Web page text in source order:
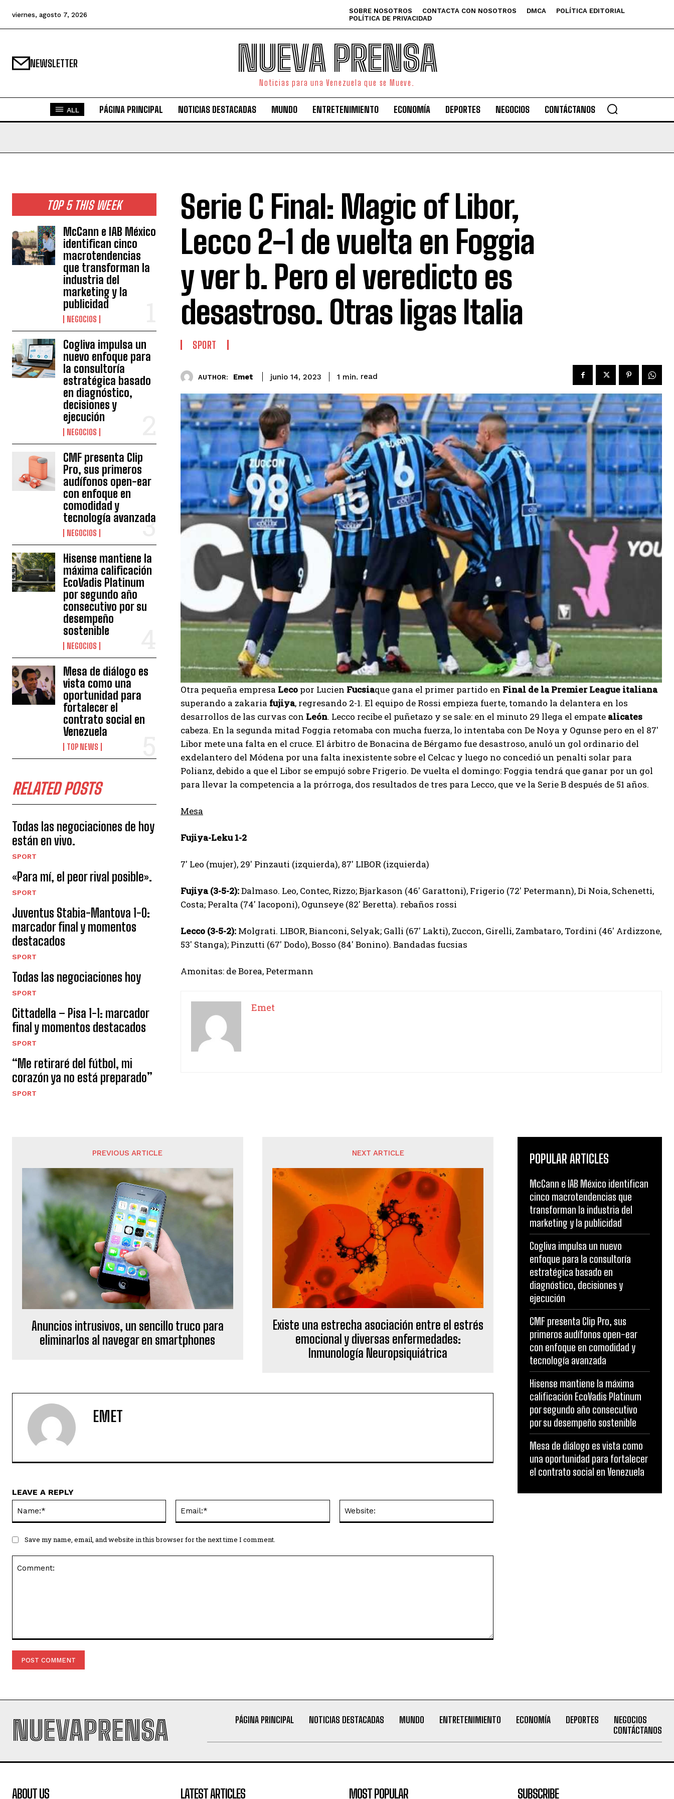
Emet
viernes, agosto 7, 2026 SOBRE NOSOTROS CONTACTA CON NOSOTROS DMCA
POLÍTICA EDITORIAL
POLÍTICA DE PRIVACIDAD
NEWSLETTER NUEVA PRENSA
Noticias para una Venezuela que se Mueve.
ALL PÁGINA PRINCIPAL NOTICIAS DESTACADAS MUNDO ENTRETENIMIENTO ECONOMÍA DEPORTES NEGOCIOS CONTÁCTANOS
TOP 5 THIS WEEK
McCann e IAB México
identifican cinco
macrotendencias
que transforman la
industria del
marketing y la
publicidad
NEGOCIOS
Cogliva impulsa un
nuevo enfoque para
la consultoría
estratégica basado
en diagnóstico,
decisiones y
ejecución
NEGOCIOS
CMF presenta Clip
Pro, sus primeros
audífonos open-ear
con enfoque en
comodidad y
tecnología avanzada
NEGOCIOS
Hisense mantiene la
máxima calificación
EcoVadis Platinum
por segundo año
consecutivo por su
desempeño
sostenible
NEGOCIOS
Mesa de diálogo es
vista como una
oportunidad para
fortalecer el
contrato social en
Venezuela
TOP NEWS
RELATED POSTS
Todas las negociaciones de hoy
están en vivo.
SPORT
«Para mí, el peor rival posible».
SPORT
Juventus Stabia-Mantova 1-0:
marcador final y momentos
destacados
SPORT
Todas las negociaciones hoy
SPORT
Cittadella – Pisa 1-1: marcador
final y momentos destacados
SPORT
“Me retiraré del fútbol, ​​mi
corazón ya no está preparado”
SPORT
Serie C Final: Magic of Libor,
Lecco 2-1 de vuelta en Foggia
y ver b. Pero el veredicto es
desastroso. Otras ligas Italia
SPORT
AUTHOR: Emet junio 14, 2023 1 min. read
Otra pequeña empresa Leco por Lucien Fucsiaque gana el primer partido en Final de la Premier League italiana
superando a zakaria fujiya, regresando 2-1. El equipo de Rossi empieza fuerte, tomando la delantera en los
desarrollos de las curvas con León. Lecco recibe el puñetazo y se sale: en el minuto 29 llega el empate alicates
cabeza. En la segunda mitad Foggia retomaba con mucha fuerza, lo intentaba con De Noya y Ogunse pero en el 87′
Libor mete una falta en el cruce. El árbitro de Bonacina de Bérgamo fue desastroso, anuló un gol ordinario del
exdelantero del Módena por una falta inexistente sobre el Celcac y luego no concedió un penalti solar para
Polianz, debido a que el Libor se empujó sobre Frigerio. De vuelta el domingo: Foggia tendrá que ganar por un gol
para llevar la competencia a la prórroga, dos resultados de tres para Lecco, que ve la Serie B después de 51 años.
Mesa
Fujiya-Leku 1-2
7′ Leo (mujer), 29′ Pinzauti (izquierda), 87′ LIBOR (izquierda)
Fujiya (3-5-2):Dalmaso. Leo, Contec, Rizzo; Bjarkason (46′ Garattoni), Frigerio (72′ Petermann), Di Noia, Schenetti,
Costa; Peralta (74′ Iacoponi), Ogunseye (82′ Beretta). rebaños rossi
Lecco (3-5-2): Molgrati. LIBOR, Bianconi, Selyak; Galli (67′ Lakti), Zuccon, Girelli, Zambataro, Tordini (46′ Ardizzone,
53′ Stanga); Pinzutti (67′ Dodo), Bosso (84′ Bonino). Bandadas fucsias
Amonitas: de Borea, Petermann
Emet
PREVIOUS ARTICLE
Anuncios intrusivos, un sencillo truco para
eliminarlos al navegar en smartphones
NEXT ARTICLE
Existe una estrecha asociación entre el estrés
emocional y diversas enfermedades:
Inmunología Neuropsiquiátrica
EMET
LEAVE A REPLY
Save my name, email, and website in this browser for the next time I comment.
POPULAR ARTICLES
McCann e IAB México identifican
cinco macrotendencias que
transforman la industria del
marketing y la publicidad
Cogliva impulsa un nuevo
enfoque para la consultoría
estratégica basado en
diagnóstico, decisiones y
ejecución
CMF presenta Clip Pro, sus
primeros audífonos open-ear
con enfoque en comodidad y
tecnología avanzada
Hisense mantiene la máxima
calificación EcoVadis Platinum
por segundo año consecutivo
por su desempeño sostenible
Mesa de diálogo es vista como
una oportunidad para fortalecer
el contrato social en Venezuela
NUEVAPRENSA PÁGINA PRINCIPAL NOTICIAS DESTACADAS MUNDO ENTRETENIMIENTO ECONOMÍA DEPORTES
NEGOCIOS
CONTÁCTANOS
ABOUT US LATEST ARTICLES MOST POPULAR SUBSCRIBE